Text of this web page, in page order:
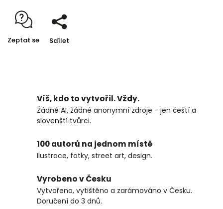
Zeptat se Sdílet
Víš, kdo to vytvořil. Vždy.
Žádné AI, žádné anonymní zdroje - jen čeští a
slovenští tvůrci.
100 autorů na jednom místě
Ilustrace, fotky, street art, design.
Vyrobeno v Česku
Vytvořeno, vytištěno a zarámováno v Česku.
Doručení do 3 dnů.